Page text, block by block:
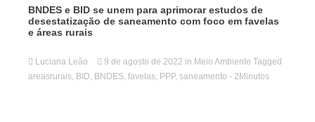
de
BNDES e BID se unem para aprimorar estudos de
desestatização de saneamento com foco em favelas
e áreas rurais
Luciana Leão 9 de agosto de 2022 in Meio Ambiente Tagged
areasrurais, BID, BNDES, favelas, PPP, saneamento - 2Minutos